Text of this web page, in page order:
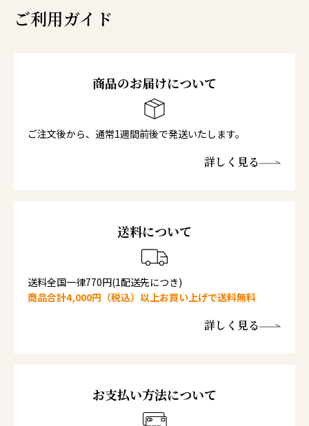
ご利用ガイド
商品のお届けについて
ご注文後から、通常1週間前後で発送いたします。
詳しく見る
送料について
送料全国一律770円(1配送先につき)
商品合計4,000円（税込）以上お買い上げで送料無料
詳しく見る
お支払い方法について